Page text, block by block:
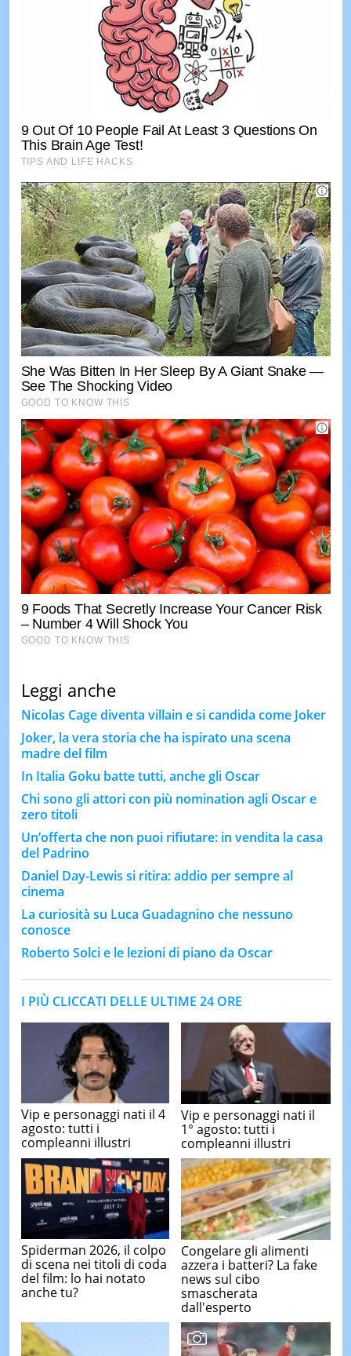
Leggi anche
Nicolas Cage diventa villain e si candida come Joker
Joker, la vera storia che ha ispirato una scena
madre del film
In Italia Goku batte tutti, anche gli Oscar
Chi sono gli attori con più nomination agli Oscar e
zero titoli
Un’offerta che non puoi rifiutare: in vendita la casa
del Padrino
Daniel Day-Lewis si ritira: addio per sempre al
cinema
La curiosità su Luca Guadagnino che nessuno
conosce
Roberto Solci e le lezioni di piano da Oscar
I PIÙ CLICCATI DELLE ULTIME 24 ORE
Vip e personaggi nati il 4
agosto: tutti i
compleanni illustri
Vip e personaggi nati il
1° agosto: tutti i
compleanni illustri
Spiderman 2026, il colpo
di scena nei titoli di coda
del film: lo hai notato
anche tu?
Congelare gli alimenti
azzera i batteri? La fake
news sul cibo
smascherata
dall'esperto